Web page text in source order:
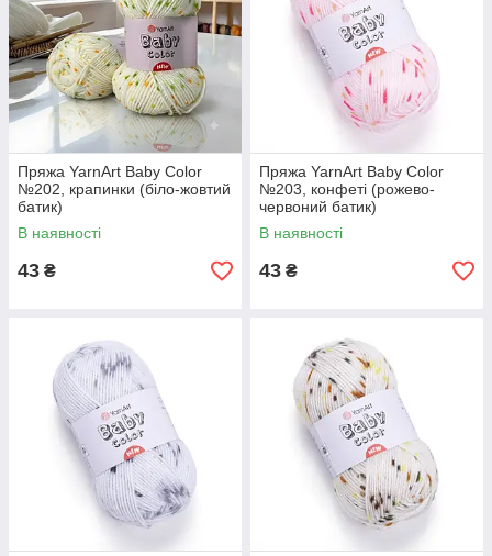
форму та колір після прання. Прати можна в машинці за 30
°C.
У Plusha представлений YarnArt Baby Color у різних колірних
варіантах. Тільки оригінальна продукція. Доставка Новою
Пошкою, Укрпошта або самовитком. Потрібна допомога з
підбором — пишіть, підкреслимо.
Пряжа YarnArt Baby Color
№202, крапинки (біло-жовтий
батик)
В наявності
43 ₴
Пряжа YarnArt Baby Color
№203, конфеті (рожево-
червоний батик)
В наявності
43 ₴